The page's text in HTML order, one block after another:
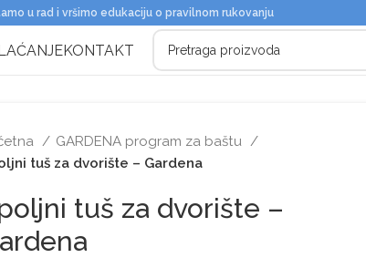
u rad i vršimo edukaciju o pravilnom rukovanju
KONTAKT
GARDENA program za baštu
tuš za dvorište – Gardena
tuš za dvorište –